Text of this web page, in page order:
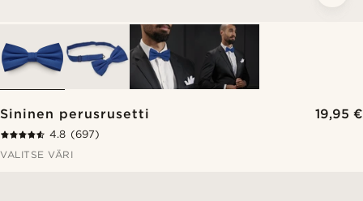
Sininen perusrusetti 19,95 €
4.8 (697)
VALITSE VÄRI